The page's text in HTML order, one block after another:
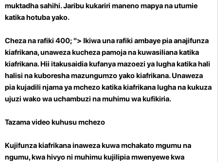
muktadha sahihi. Jaribu kukariri maneno mapya na utumie
katika hotuba yako.
Cheza na rafiki 400; "> Ikiwa una rafiki ambaye pia anajifunza
kiafrikana, unaweza kucheza pamoja na kuwasiliana katika
kiafrikana. Hii itakusaidia kufanya mazoezi ya lugha katika hali
halisi na kuboresha mazungumzo yako kiafrikana. Unaweza
pia kujadili njama ya mchezo katika kiafrikana lugha na kukuza
ujuzi wako wa uchambuzi na muhimu wa kufikiria.
Tazama video kuhusu mchezo
Kujifunza kiafrikana inaweza kuwa mchakato mgumu na
ngumu, kwa hivyo ni muhimu kujilipia mwenyewe kwa